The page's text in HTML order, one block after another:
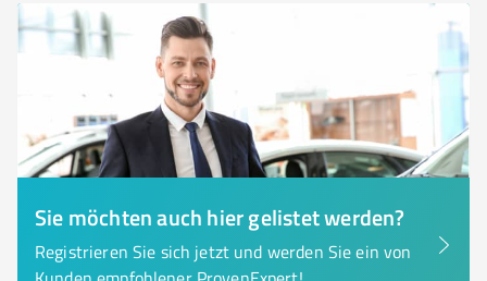
Sie möchten auch hier gelistet werden?
Registrieren Sie sich jetzt und werden Sie ein von